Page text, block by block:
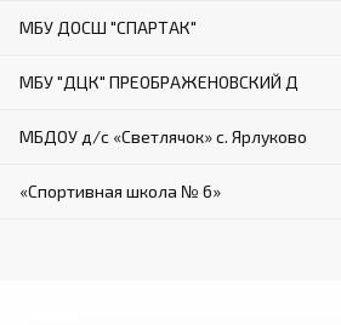
МБУ ДОСШ "СПАРТАК"
МБУ "ДЦК" ПРЕОБРАЖЕНОВСКИЙ Д
МБДОУ д/с «Светлячок» с. Ярлуково
«Спортивная школа № 6»